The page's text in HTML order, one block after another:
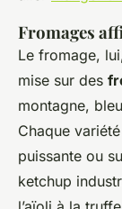
Fromages
Le fromage,
mise sur des
montagne,
Chaque
puissante ou
ketchup